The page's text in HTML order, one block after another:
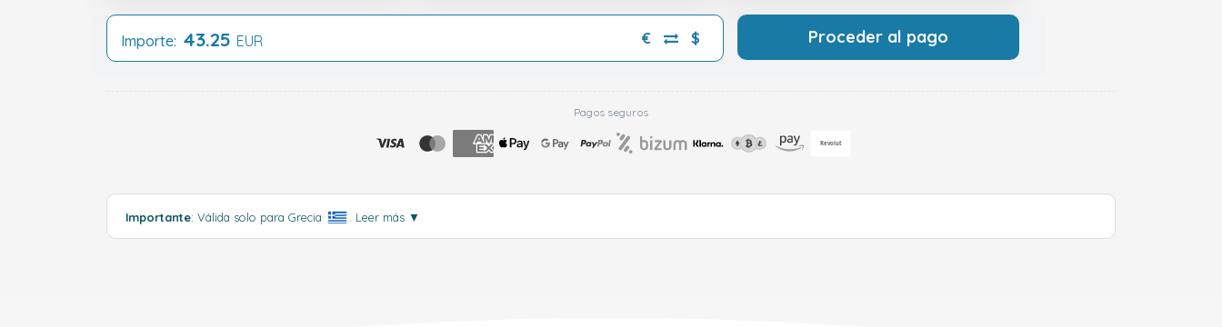
Importe: 43.25 EUR € $ Proceder al pago
Pagos seguros
Importante: Válida solo para Grecia Leer más ▼